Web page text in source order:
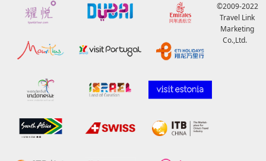
©2009-2022
Travel Link
Marketing
Co.,Ltd.